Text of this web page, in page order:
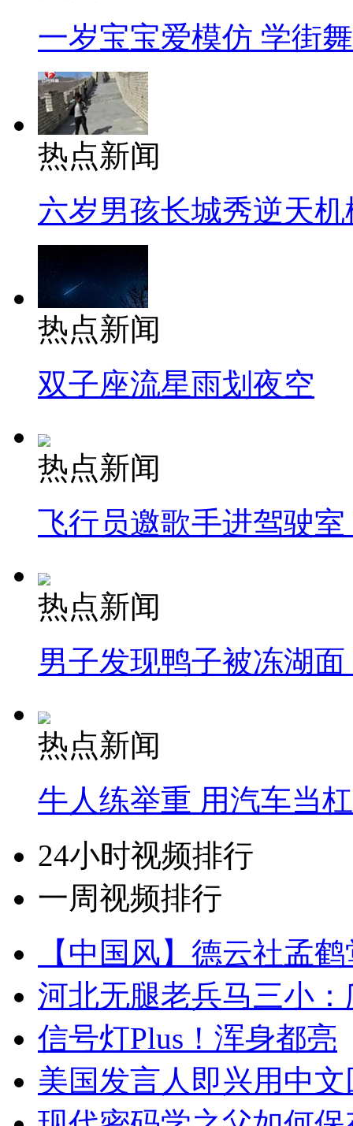
一岁宝宝爱模仿 学街
热点新闻
六岁男孩长城秀逆天机
热点新闻
双子座流星雨划夜空
热点新闻
飞行员邀歌手进驾驶
热点新闻
男子发现鸭子被冻湖
热点新闻
牛人练举重 用汽车当
24小时视频排行
一周视频排行
【中国风】德云社孟
河北无腿老兵马三小
信号灯Plus！浑身都亮
美国发言人即兴用中